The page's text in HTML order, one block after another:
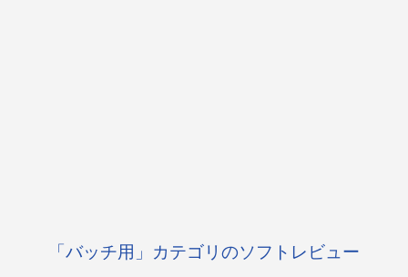
「バッチ用」カテゴリのソフトレビュー